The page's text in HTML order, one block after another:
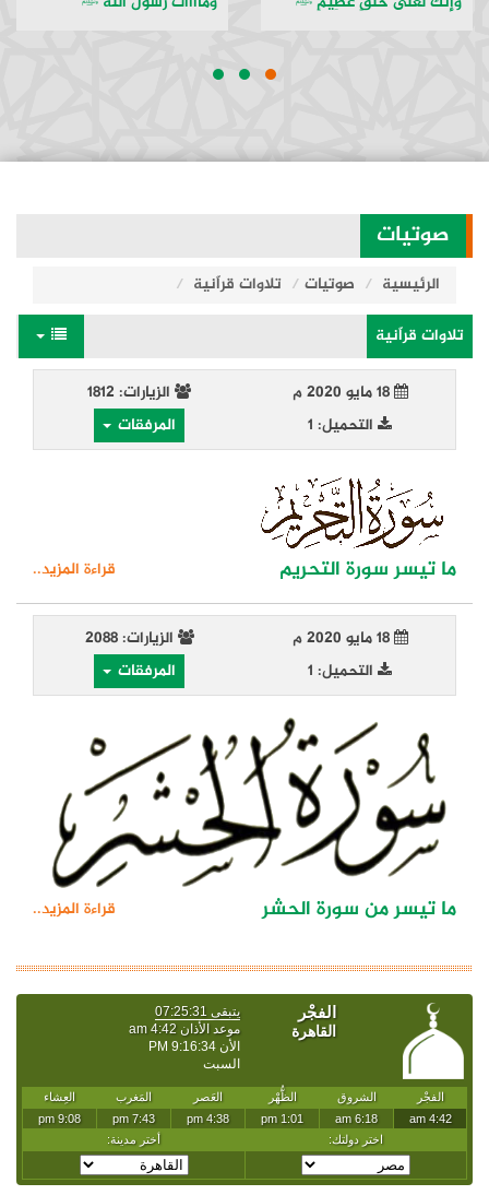
صوتيات
الرئيسية صوتيات تلاوات قراّنية
تلاوات قراّنية
18 مايو 2020 م
الزيارات: 1812
التحميل: 1
المرفقات
ما تيسر سورة التحريم قراءة المزيد..
18 مايو 2020 م
الزيارات: 2088
التحميل: 1
المرفقات
ما تيسر من سورة الحشر قراءة المزيد..